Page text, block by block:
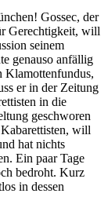
–
(Audio)
Gossec, der
Gerechtigkeit, will
seinem
genauso anfällig
Klamot­ten­fun­dus,
er in der Zeitung
in die
geschworen
will
hat nichts
Ein paar Tage
bedroht. Kurz
in dessen